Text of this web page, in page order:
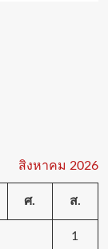
สิงหาคม 2026
ศ. ส.
1